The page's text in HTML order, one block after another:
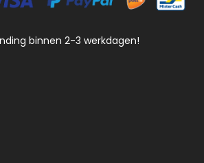
binnen 2-3 werkdagen!